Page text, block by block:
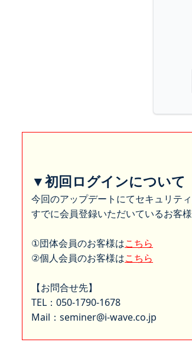
▼初回ログインについて
今回のアップデートにてセキュリテ
すでに会員登録いただいているお客
①団体会員のお客様はこちら
②個人会員のお客様はこちら
【お問合せ先】
TEL：050-1790-1678
Mail：seminer@i-wave.co.jp